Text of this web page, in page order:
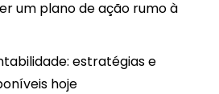
um plano de ação rumo à
estratégias e
hoje